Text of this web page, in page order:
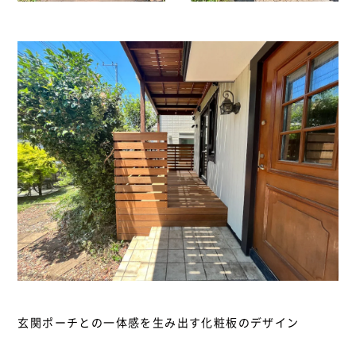
玄関ポーチとの一体感を生み出す化粧板のデザイン